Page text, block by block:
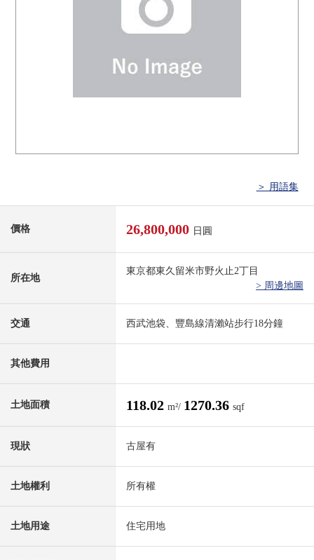
＞ 用語集
價格 26,800,000 日圓
所在地
東京都東久留米市野火止2丁目
> 周邊地圖
交通 西武池袋、豐島線清瀨站步行18分鐘
其他費用
土地面積 118.02 m²/ 1270.36 sqf
現狀 古屋有
土地權利 所有權
土地用途 住宅用地